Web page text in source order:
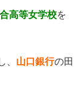
高等女学校を
、 山口銀行の田